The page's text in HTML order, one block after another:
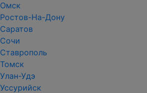
Омск
Ростов-На-Дону
Саратов
Сочи
Ставрополь
Томск
Улан-Удэ
Уссурийск